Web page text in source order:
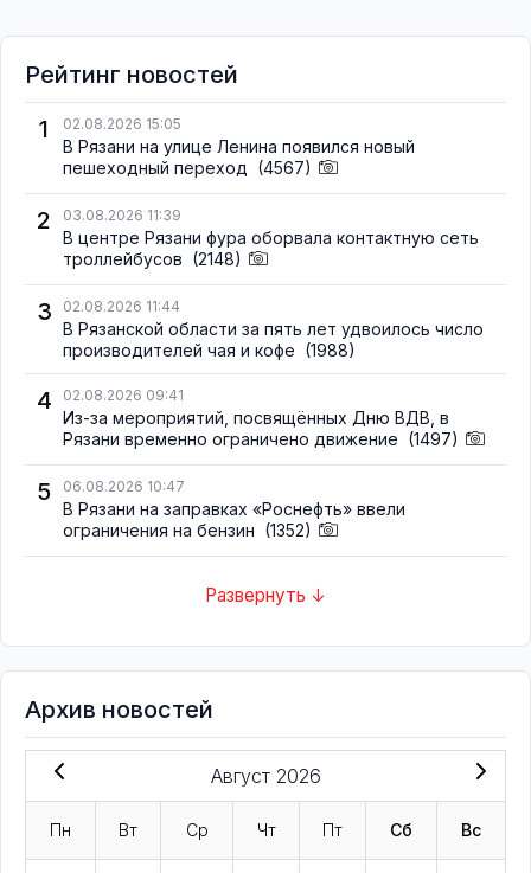
Рейтинг новостей
1
02.08.2026 15:05
В Рязани на улице Ленина появился новый
пешеходный переход (4567)
2 03.08.2026 11:39
В центре Рязани фура оборвала контактную сеть
троллейбусов (2148)
3 02.08.2026 11:44
В Рязанской области за пять лет удвоилось число
производителей чая и кофе (1988)
4 02.08.2026 09:41
Из-за мероприятий, посвящённых Дню ВДВ, в
Рязани временно ограничено движение (1497)
5 06.08.2026 10:47
В Рязани на заправках «Роснефть» ввели
ограничения на бензин (1352)
Развернуть ↓
Архив новостей
Август 2026
Пн Вт Ср Чт Пт Сб Вс